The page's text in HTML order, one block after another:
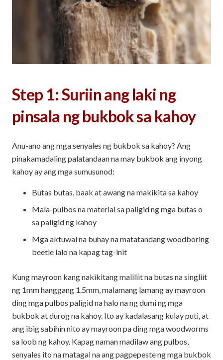
Step 1: Suriin ang laki ng
pinsala ng bukbok sa kahoy
Anu-ano ang mga senyales ng bukbok sa kahoy? Ang
pinakamadaling palatandaan na may bukbok ang inyong
kahoy ay ang mga sumusunod:
Butas butas, baak at awang na makikita sa kahoy
Mala-pulbos na material sa paligid ng mga butas o
sa paligid ng kahoy
Mga aktuwal na buhay na matatandang woodboring
beetle lalo na kapag tag-init
Kung mayroon kang nakikitang maliliit na butas na singliit
ng 1mm hanggang 1.5mm, malamang lamang ay mayroon
ding mga pulbos paligid na halo na ng dumi ng mga
bukbok at durog na kahoy. Ito ay kadalasang kulay puti, at
ang ibig sabihin nito ay mayroon pa ding mga woodworms
sa loob ng kahoy. Kapag naman madilaw ang pulbos,
senyales ito na matagal na ang pagpepeste ng mga bukbok